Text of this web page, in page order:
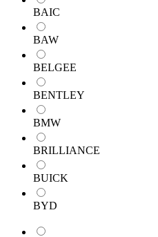
BAIC
BAW
BELGEE
BENTLEY
BMW
BRILLIANCE
BUICK
BYD